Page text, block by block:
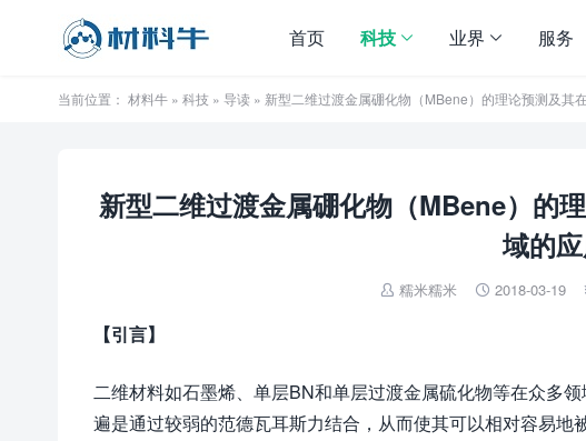
首页 科技 业界 服务
当前位置： 材料牛 » 科技 » 导读 » 新型二维过渡金属硼化物（MBene）的理论预测及其
新型二维过渡金属硼化物（MBene）的
域的
 糯米糯米  2018-03-19
【引言】
二维材料如石墨烯、单层BN和单层过渡金属硫化物等在众多
遍是通过较弱的范德瓦耳斯力结合，从而使其可以相对容易